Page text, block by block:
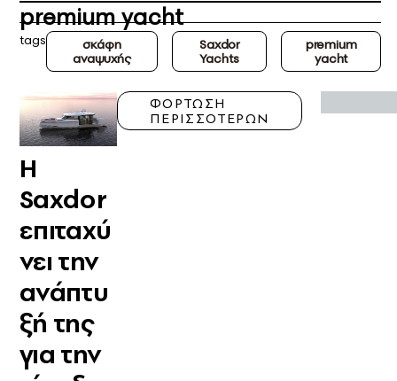
premium yacht
tags
σκάφη
αναψυχής
Saxdor
Yachts
premium
yacht
Η
Saxdor
επιταχύ
νει την
ανάπτυ
ξή της
για την
ΦΟΡΤΩΣΗ
ΠΕΡΙΣΣΟΤΕΡΩΝ